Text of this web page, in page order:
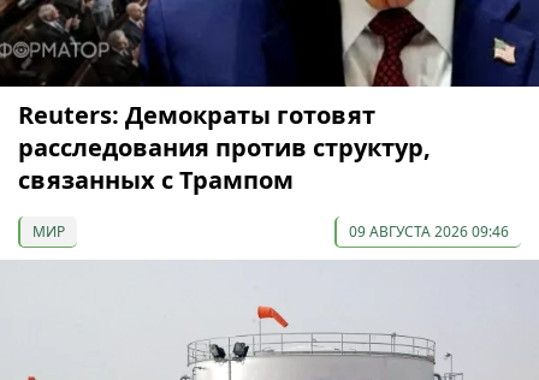
Reuters: Демократы готовят
расследования против структур,
связанных с Трампом
МИР 09 АВГУСТА 2026 09:46